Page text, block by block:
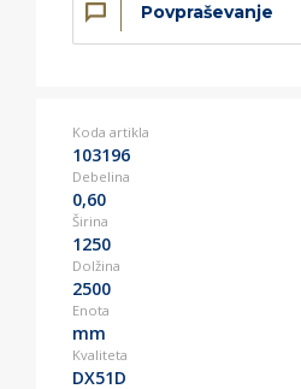
Povpraševanje
Koda artikla
103196
Debelina
0,60
Širina
1250
Dolžina
2500
Enota
mm
Kvaliteta
DX51D